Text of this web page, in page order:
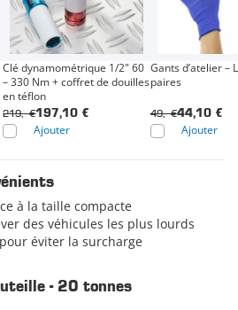
Clé dynamométrique 1/2" 60
– 330 Nm + coffret de douilles
en téflon
197,10 €
219,- €
Ajouter
Gants d’atelier –
paires
44,10 €
49,- €
Ajouter
à la taille compacte
des véhicules les plus lourds
éviter la surcharge
- 20 tonnes